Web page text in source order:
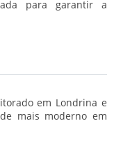
para garantir a
em Londrina e
mais moderno em